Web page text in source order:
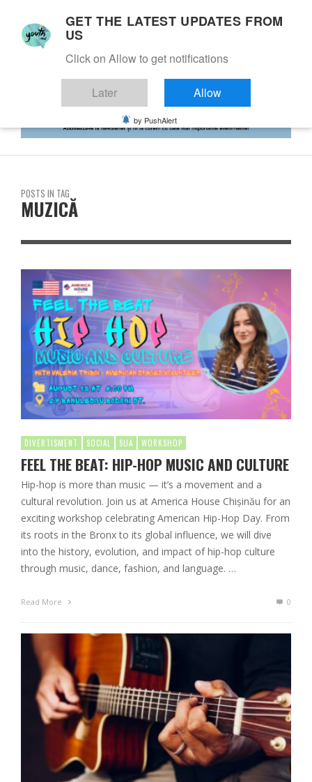
POSTS IN TAG
MUZICĂ
DIVERTISMENT SOCIAL SUA WORKSHOP
FEEL THE BEAT: HIP-HOP MUSIC AND CULTURE
Hip-hop is more than music — it’s a movement and a
cultural revolution. Join us at America House Chișinău for an
exciting workshop celebrating American Hip-Hop Day. From
its roots in the Bronx to its global influence, we will dive
into the history, evolution, and impact of hip-hop culture
through music, dance, fashion, and language. …
Read More 0
GET THE LATEST UPDATES FROM
US
Click on Allow to get notifications
Later Allow
by PushAlert